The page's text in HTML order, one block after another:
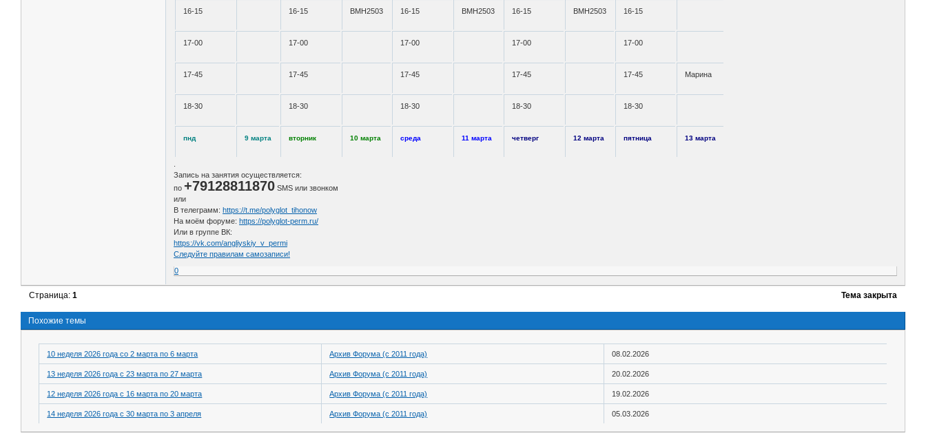
16-15 16-15 ВМН2503 16-15 ВМН2503 16-15 ВМН2503 16-15
17-00 17-00 17-00 17-00 17-00
17-45 17-45 17-45 17-45 17-45 Марина
18-30 18-30 18-30 18-30 18-30
пнд 9 марта вторник 10 марта среда 11 марта четверг 12 марта пятница 13 марта
Запись на занятия осуществляется:
по+79128811870 SMS или звонком
или
В телеграмм: https://t.me/polyglot_tihonow
На моём форуме: https://polyglot-perm.ru/
Или в группе ВК:
https://vk.com/angliyskiy_v_permi
Следуйте правилам самозаписи!
0
Тема закрыта
Страница:1
Похожие темы
10 неделя 2026 года со 2 марта по 6 марта Архив Форума (с 2011 года) 08.02.2026
13 неделя 2026 года с 23 марта по 27 марта Архив Форума (с 2011 года) 20.02.2026
12 неделя 2026 года с 16 марта по 20 марта Архив Форума (с 2011 года) 19.02.2026
14 неделя 2026 года с 30 марта по 3 апреля Архив Форума (с 2011 года) 05.03.2026